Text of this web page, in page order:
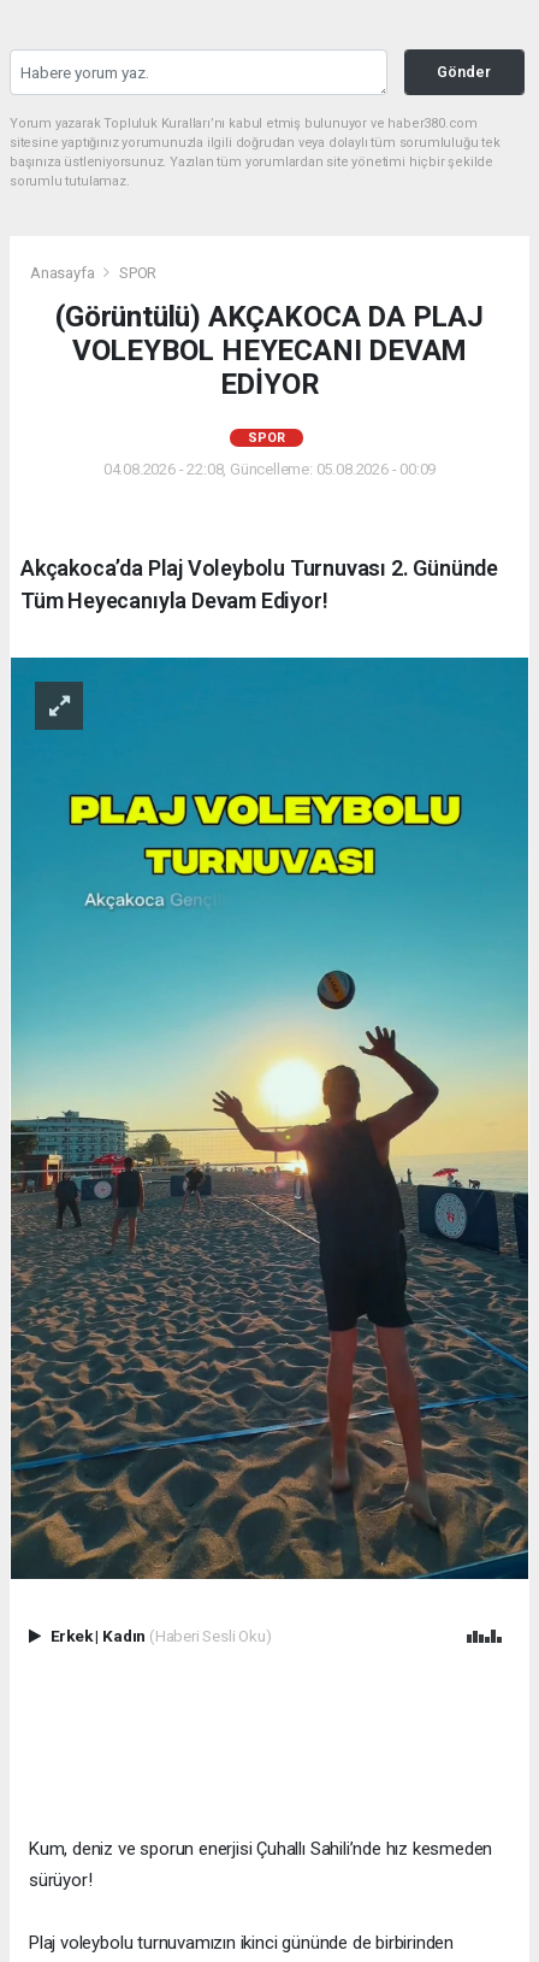
Gönder
Yorum yazarak Topluluk Kuralları’nı kabul etmiş bulunuyor ve haber380.com
sitesine yaptığınız yorumunuzla ilgili doğrudan veya dolaylı tüm sorumluluğu tek
başınıza üstleniyorsunuz. Yazılan tüm yorumlardan site yönetimi hiçbir şekilde
sorumlu tutulamaz.
Anasayfa SPOR
(Görüntülü) AKÇAKOCA DA PLAJ
VOLEYBOL HEYECANI DEVAM
EDİYOR
SPOR
04.08.2026 - 22:08, Güncelleme: 05.08.2026 - 00:09
Akçakoca’da Plaj Voleybolu Turnuvası 2. Gününde
Tüm Heyecanıyla Devam Ediyor!
Erkek| Kadın (Haberi Sesli Oku)
Kum, deniz ve sporun enerjisi Çuhallı Sahili’nde hız kesmeden
sürüyor!
Plaj voleybolu turnuvamızın ikinci gününde de birbirinden